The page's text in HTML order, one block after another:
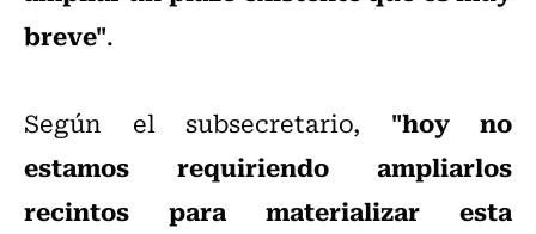
breve".
Según el subsecretario, "hoy no
estamos requiriendo ampliarlos
recintos para materializar esta